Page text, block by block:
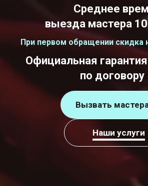
Среднее
выезда мастера
При первом обращении скидка
Официальная гарантия
по договору
Вызвать
Наши услуги